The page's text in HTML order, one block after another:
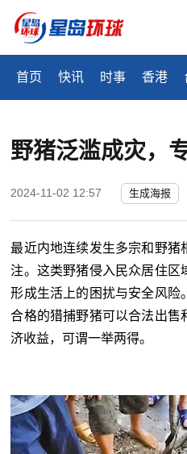
首页 快讯 时事 香港
野猪泛滥成灾，
2024-11-02 12:57 生成海报
最近内地连续发生多宗和野猪
注。这类野猪侵入民众居住区
形成生活上的困扰与安全风险
合格的猎捕野猪可以合法出售
济收益，可谓一举两得。